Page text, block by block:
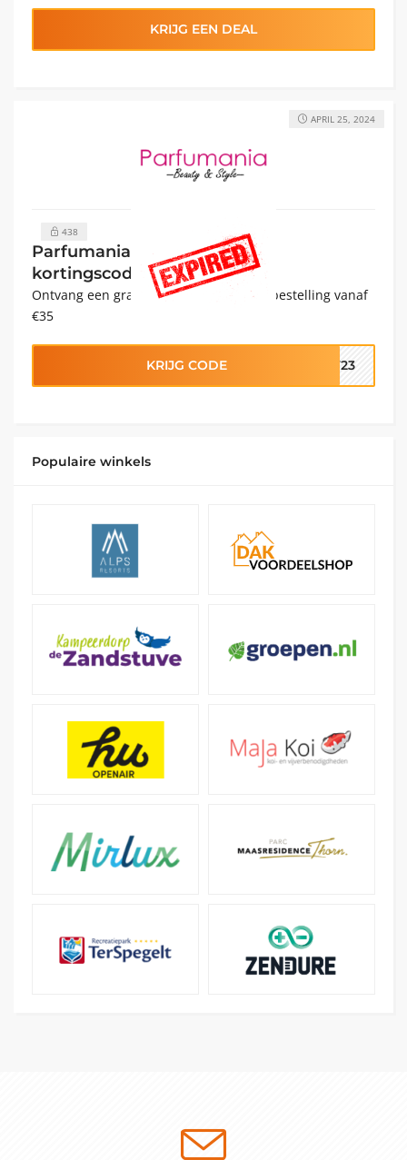
KRIJG EEN DEAL
438
Parfumania Gratis geschenk
kortingscode
Ontvang een gratis Showerpuff bij een bestelling vanaf
€35
APRIL 25, 2024
KRIJG CODE F23
Populaire winkels